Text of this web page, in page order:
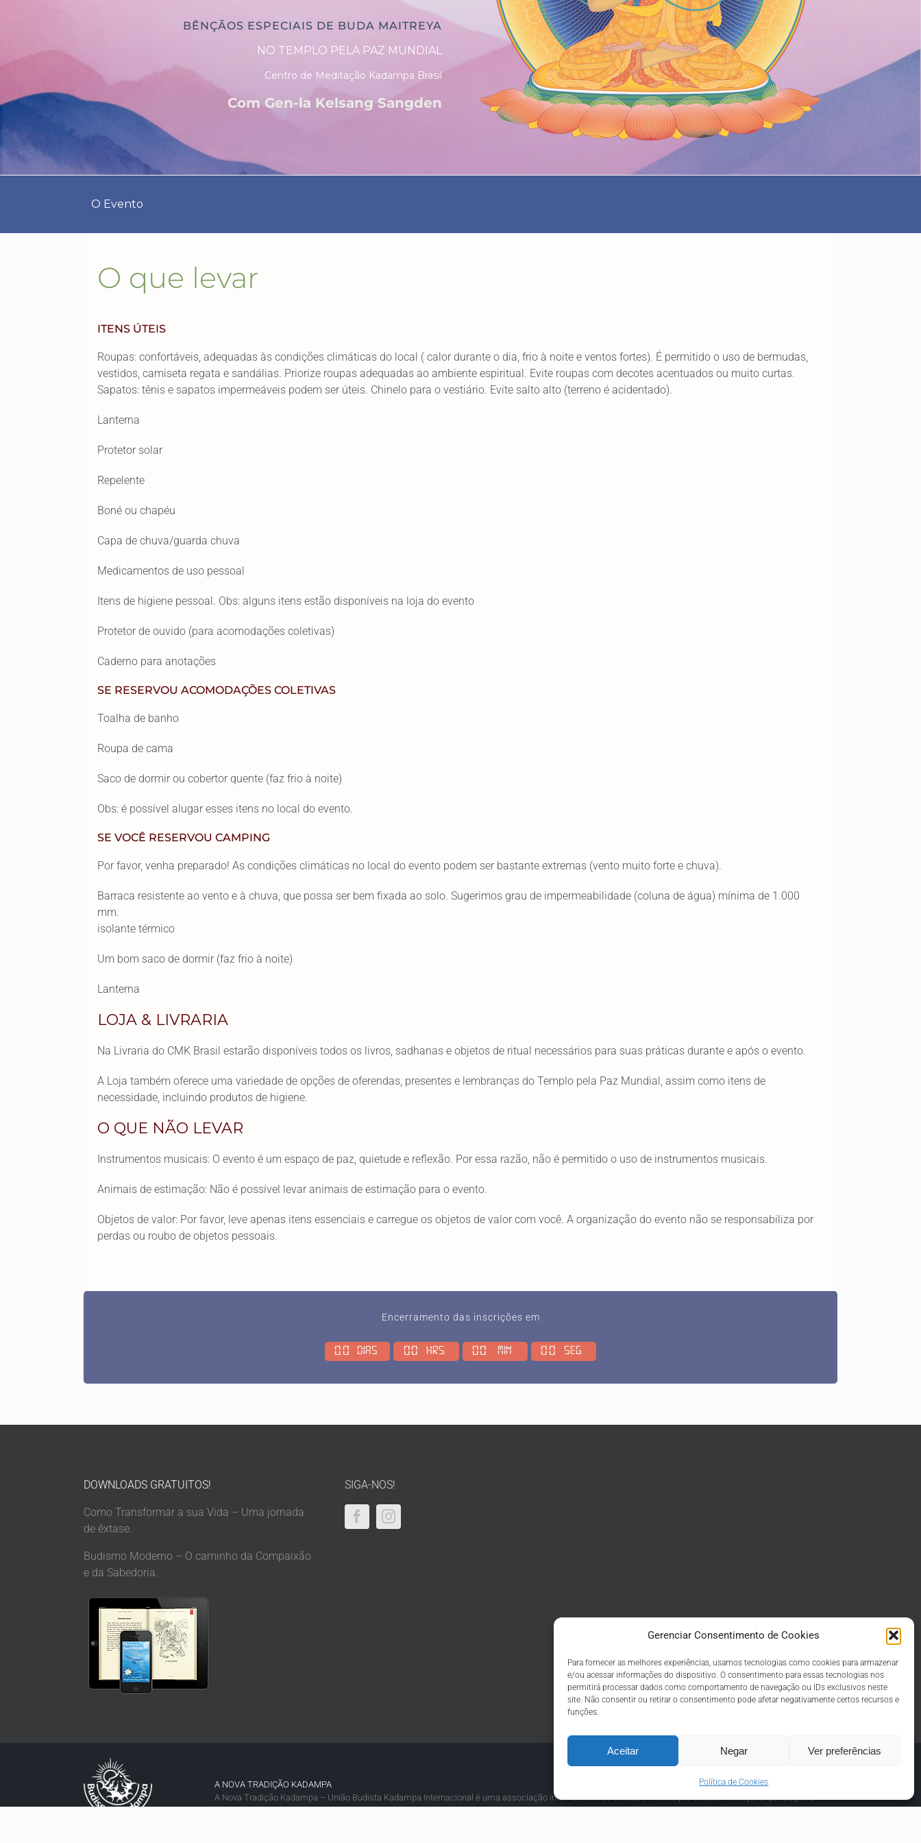
Gerenciar Consentimento de Cookies
Para fornecer as melhores experiências, usamos tecnologias como cookies para armazenar
e/ou acessar informações do dispositivo. O consentimento para essas tecnologias nos
permitirá processar dados como comportamento de navegação ou IDs exclusivos neste
site. Não consentir ou retirar o consentimento pode afetar negativamente certos recursos e
funções.
Aceitar Negar Ver preferências
Política de Cookies
BÊNÇÃOS ESPECIAIS DE BUDA MAITREYA
NO TEMPLO PELA PAZ MUNDIAL
Centro de Meditação Kadampa Brasil
ComGen-la Kelsang Sangden
O Evento
O que levar
ITENS ÚTEIS
Roupas: confortáveis, adequadas às condições climáticas do local ( calor durante o dia, frio à noite e ventos fortes). É permitido o uso de bermudas,
vestidos, camiseta regata e sandálias. Priorize roupas adequadas ao ambiente espiritual. Evite roupas com decotes acentuados ou muito curtas.
Sapatos: tênis e sapatos impermeáveis podem ser úteis. Chinelo para o vestiário. Evite salto alto (terreno é acidentado).
Lanterna
Protetor solar
Repelente
Boné ou chapéu
Capa de chuva/guarda chuva
Medicamentos de uso pessoal
Itens de higiene pessoal. Obs: alguns itens estão disponíveis na loja do evento
Protetor de ouvido (para acomodações coletivas)
Caderno para anotações
SE RESERVOU ACOMODAÇÕES COLETIVAS
Toalha de banho
Roupa de cama
Saco de dormir ou cobertor quente (faz frio à noite)
Obs: é possível alugar esses itens no local do evento.
SE VOCÊ RESERVOU CAMPING
Por favor, venha preparado! As condições climáticas no local do evento podem ser bastante extremas (vento muito forte e chuva).
Barraca resistente ao vento e à chuva, que possa ser bem fixada ao solo. Sugerimos grau de impermeabilidade (coluna de água) mínima de 1.000
mm.
isolante térmico
Um bom saco de dormir (faz frio à noite)
Lanterna
LOJA & LIVRARIA
Na Livraria do CMK Brasil estarão disponíveis todos os livros, sadhanas e objetos de ritual necessários para suas práticas durante e após o evento.
A Loja também oferece uma variedade de opções de oferendas, presentes e lembranças do Templo pela Paz Mundial, assim como itens de
necessidade, incluindo produtos de higiene.
O QUE NÃO LEVAR
Instrumentos musicais: O evento é um espaço de paz, quietude e reflexão. Por essa razão, não é permitido o uso de instrumentos musicais.
Animais de estimação: Não é possível levar animais de estimação para o evento.
Objetos de valor: Por favor, leve apenas itens essenciais e carregue os objetos de valor com você. A organização do evento não se responsabiliza por
perdas ou roubo de objetos pessoais.
Encerramento das inscrições em
00 Dias 00 Hrs 00 Min 00 Seg
DOWNLOADS GRATUITOS!
Como Transformar a sua Vida – Uma jornada
de êxtase.
Budismo Moderno – O caminho da Compaixão
e da Sabedoria.
SIGA-NOS!
A NOVA TRADIÇÃO KADAMPA
A Nova Tradição Kadampa – União Budista Kadampa Internacional é uma associação internacional de estudo e meditação Budista Mahayana que segue a
tradição do Budismo Kadampa fundada pelo Venerável Geshe Kelsang Gyatso.